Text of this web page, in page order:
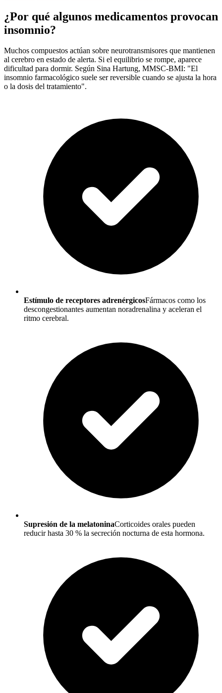
¿Por qué algunos medicamentos provocan
insomnio?
Muchos compuestos actúan sobre neurotransmisores que mantienen
al cerebro en estado de alerta. Si el equilibrio se rompe, aparece
dificultad para dormir. Según Sina Hartung, MMSC-BMI: "El
insomnio farmacológico suele ser reversible cuando se ajusta la hora
o la dosis del tratamiento".
Estímulo de receptores adrenérgicosFármacos como los
descongestionantes aumentan noradrenalina y aceleran el
ritmo cerebral.
Supresión de la melatoninaCorticoides orales pueden
reducir hasta 30 % la secreción nocturna de esta hormona.